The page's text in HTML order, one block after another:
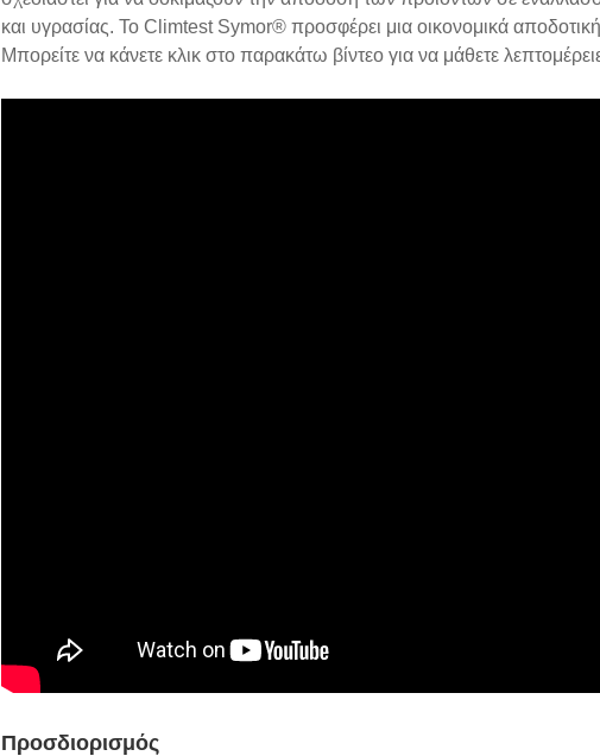
και υγρασίας. Το Climtest Symor® προσφέρει μια οικονομικά
Μπορείτε να κάνετε κλικ στο παρακάτω βίντεο για να μάθετε
Προσδιορισμός